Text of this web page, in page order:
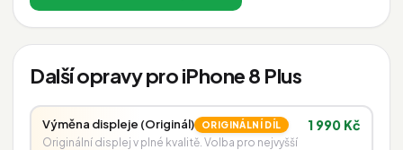
Další opravy pro iPhone 8 Plus
Výměna displeje (Originál) ORIGINÁLNÍ DÍL
Originální displej v plné kvalitě. Volba pro nejvyšší
1 990 Kč